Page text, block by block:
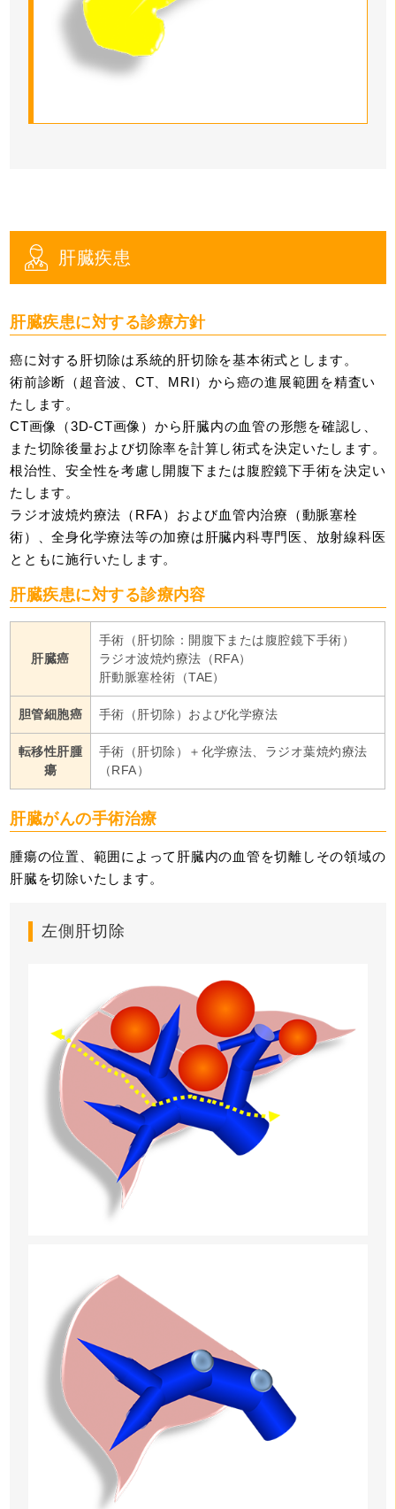
肝臓疾患
肝臓疾患に対する診療方針
癌に対する肝切除は系統的肝切除を基本術式とします。
術前診断（超音波、CT、MRI）から癌の進展範囲を精査い
たします。
CT画像（3D-CT画像）から肝臓内の血管の形態を確認し、
また切除後量および切除率を計算し術式を決定いたします。
根治性、安全性を考慮し開腹下または腹腔鏡下手術を決定い
たします。
ラジオ波焼灼療法（RFA）および血管内治療（動脈塞栓
術）、全身化学療法等の加療は肝臓内科専門医、放射線科医
とともに施行いたします。
肝臓疾患に対する診療内容
肝臓癌
手術（肝切除：開腹下または腹腔鏡下手術）
ラジオ波焼灼療法（RFA）
肝動脈塞栓術（TAE）
胆管細胞癌 手術（肝切除）および化学療法
転移性肝腫
瘍
手術（肝切除）＋化学療法、ラジオ葉焼灼療法
（RFA）
肝臓がんの手術治療
腫瘍の位置、範囲によって肝臓内の血管を切離しその領域の
肝臓を切除いたします。
左側肝切除